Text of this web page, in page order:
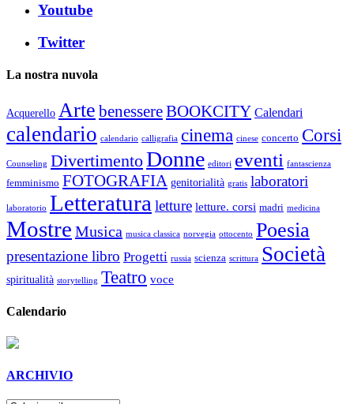
Youtube
Twitter
La nostra nuvola
Acquerello Arte benessereBOOKCITY Calendari
calendario calendario calligrafia cinema cinese concerto Corsi
Counseling DivertimentoDonne editori eventi fantascienza
femminismo FOTOGRAFIA genitorialità gratis laboratori
laboratorio Letteratura letture letture. corsi madri medicina
Mostre Musica musica classica norvegia ottocento Poesia
presentazione libro Progetti russia scienza scrittura Società
spiritualità storytelling Teatro voce
Calendario
ARCHIVIO